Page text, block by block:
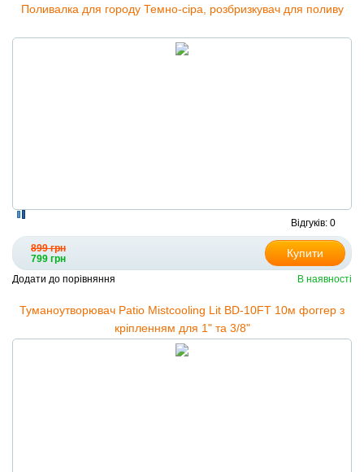
Поливалка для городу Темно-сіра, розбризкувач для поливу
Відгуків: 0
899 грн
799 грн
Купити
Додати до порівняння В наявності
Туманоутворювач Patio Mistcooling Lit BD-10FT 10м фоггер з
кріпленням для 1" та 3/8"